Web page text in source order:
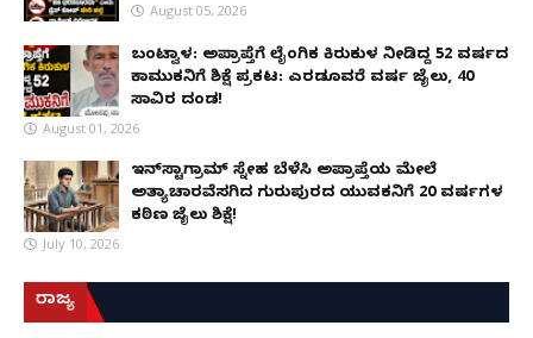
August 05, 2026
ಬಂಟ್ವಾಳ: ಅಪ್ರಾಪ್ತೆಗೆ ಲೈಂಗಿಕ ಕಿರುಕುಳ ನೀಡಿದ್ದ 52 ವರ್ಷದ
ಕಾಮುಕನಿಗೆ ಶಿಕ್ಷೆ ಪ್ರಕಟ: ಎರಡೂವರೆ ವರ್ಷ ಜೈಲು, ₹40
ಸಾವಿರ ದಂಡ!
August 01, 2026
ಇನ್‌ಸ್ಟಾಗ್ರಾಮ್ ಸ್ನೇಹ ಬೆಳೆಸಿ ಅಪ್ರಾಪ್ತೆಯ ಮೇಲೆ
ಅತ್ಯಾಚಾರವೆಸಗಿದ ಗುರುಪುರದ ಯುವಕನಿಗೆ 20 ವರ್ಷಗಳ
ಕಠಿಣ ಜೈಲು ಶಿಕ್ಷೆ!
July 10, 2026
ರಾಜ್ಯ